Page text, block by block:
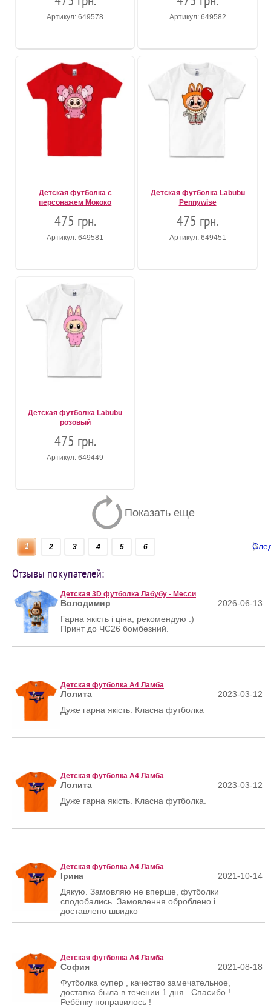
Артикул: 649578 Артикул: 649582
Детская футболка с
персонажем Мококо
475 грн.
Артикул: 649581
Детская футболка Labubu
Pennywise
475 грн.
Артикул: 649451
Детская футболка Labubu
розовый
475 грн.
Артикул: 649449
Показать еще
1 2 3 4 5 6
Отзывы покупателей:
Детская 3D футболка Лабубу - Месси
Володимир
2026-06-13
Гарна якість і ціна, рекомендую :)
Принт до ЧС26 бомбезний.
Детская футболка А4 Ламба
Лолита
2023-03-12
Дуже гарна якість. Класна футболка
Детская футболка А4 Ламба
Лолита
2023-03-12
Дуже гарна якість. Класна футболка.
Детская футболка А4 Ламба
Ірина
2021-10-14
Дякую. Замовляю не вперше, футболки
сподобались. Замовлення оброблено і
доставлено швидко
Детская футболка А4 Ламба
София
2021-08-18
Футболка супер , качество замечательное,
доставка была в течении 1 дня . Спасибо !
Ребёнку понравилось !